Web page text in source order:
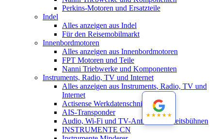
Perkins-Motoren und Ersatzteile
Indel
Alles anzeigen aus Indel
Für den Reisemobilmarkt
Innenbordmotoren
Alles anzeigen aus Innenbordmotoren
FPT Motoren und Teile
Nanni Triebwerke und Komponenten
Instruments, Radio, TV und Internet
Alles anzeigen aus Instruments, Radio, TV und
Internet
Actisense Werkdatenschnitt
AIS-Transponder
Audio, Wi-Fi und TV-Antennen-Arbeitsbühnen
INSTRUMENTE CN
★★★★★
★★★★★